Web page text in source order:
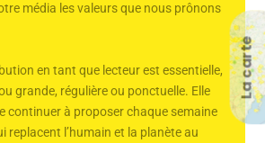
La carte
média les valeurs que nous prônons
en tant que lecteur est essentielle,
grande, régulière ou ponctuelle. Elle
continuer à proposer chaque semaine
replacent l’humain et la planète au